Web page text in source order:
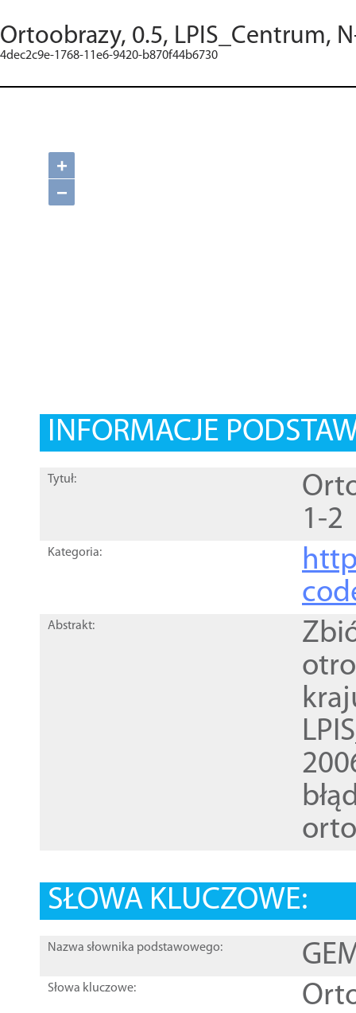
Ortoobrazy, 0.5, LPIS_Centrum,
4dec2c9e-1768-11e6-9420-b870f44b6730
+
−
INFORMACJE
Tytuł:
1-2
Kategoria:
Abstrakt:
SŁOWA KLUCZOWE:
Nazwa słownika podstawowego:
Słowa kluczowe: